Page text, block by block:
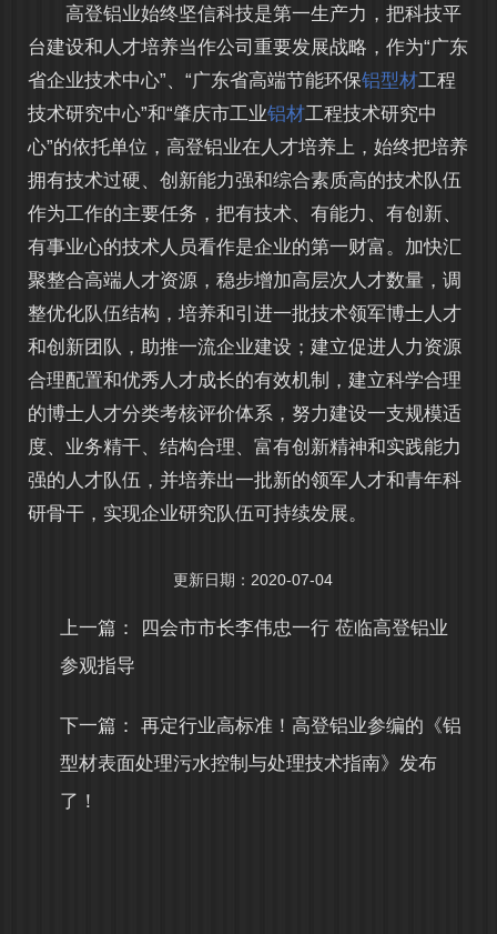
高登铝业始终坚信科技是第一生产力，把科技平
台建设和人才培养当作公司重要发展战略，作为“广东
省企业技术中心”、“广东省高端节能环保铝型材工程
技术研究中心”和“肇庆市工业铝材工程技术研究中
心”的依托单位，高登铝业在人才培养上，始终把培养
拥有技术过硬、创新能力强和综合素质高的技术队伍
作为工作的主要任务，把有技术、有能力、有创新、
有事业心的技术人员看作是企业的第一财富。加快汇
聚整合高端人才资源，稳步增加高层次人才数量，调
整优化队伍结构，培养和引进一批技术领军博士人才
和创新团队，助推一流企业建设；建立促进人力资源
合理配置和优秀人才成长的有效机制，建立科学合理
的博士人才分类考核评价体系，努力建设一支规模适
度、业务精干、结构合理、富有创新精神和实践能力
强的人才队伍，并培养出一批新的领军人才和青年科
研骨干，实现企业研究队伍可持续发展。
更新日期：2020-07-04
上一篇：
四会市市长李伟忠一行 莅临高登铝业
参观指导
下一篇：再定行业高标准！高登铝业参编的《铝
型材表面处理污水控制与处理技术指南》发布
了！